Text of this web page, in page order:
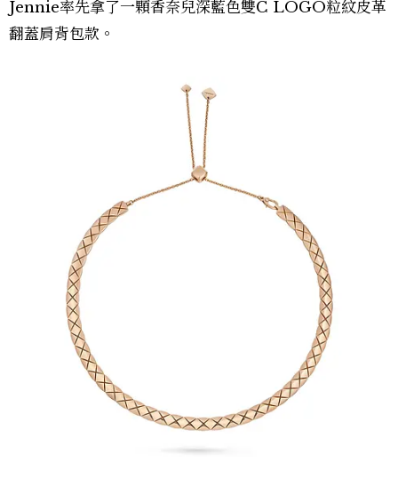
Jennie率先拿了一顆香奈兒深藍色雙C LOGO粒紋皮革
翻蓋肩背包款。